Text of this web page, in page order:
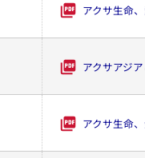
アクサ生命
アクサアジ
アクサ生命